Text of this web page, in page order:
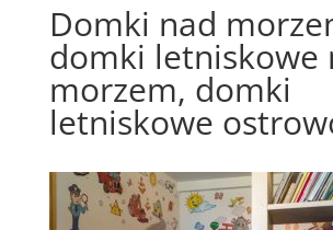
Domki nad
domki letniskowe
morzem, domki
letniskowe